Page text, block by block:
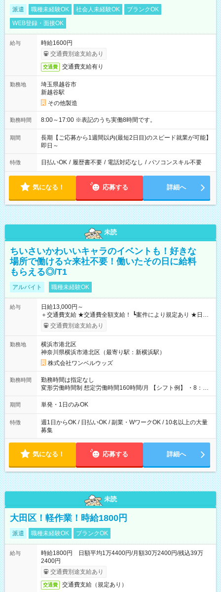
派遣 職種未経験OK 社会人未経験OK
ブランクOK
WEB登録・面接OK
給与
時給1600円
交通費別途支給あり
交通費 交通費支給有り
勤務地
埼玉県越谷市
新越谷駅
その他製造
勤務時間 8:00～17:00 ※表記のうち実働8時間です。
期間
長期【ご応募から1週間以内(最短2日目)のスピード就業が可能】
即日～
特徴 日払いOK / 履歴書不要 / 電話対応なし / パソコンスキル不要
気になる！ 応募する 詳細へ
未読
ちいさいかわいいキャラのイベントも！好きな
場所で働ける☆来社不要！働いたその日に給料
もらえる◎/T1
アルバイト 職種未経験OK
給与
日給13,000円～
＋交通費支給 ★交通費全額支給！ ┗案件により規定あり ★日払
いOK！（規定あり） ┗働いたその日に現金GET♪ お仕事後はコ
ンビニATMから 日払い分を引き落とせます！ 【試用期間】試
交通費別途支給あり
勤務地
横浜市港北区
神奈川県横浜市港北区（最寄り駅：新横浜駅）
株式会社ワンベルウッズ
勤務時間
勤務時間は指定なし
変形労働時間制 想定労働時間160時間/月 【シフト例】 ・8：00
～21：00
期間 単発・1日のみOK
特徴
週1日からOK / 日払いOK / 副業・WワークOK / 10名以上の大量
募集
気になる！ 応募する 詳細へ
未読
大田区！軽作業！時給1800円
派遣 職種未経験OK ブランクOK
給与
時給1800円 日額平均1万4400円/月額30万2400円/残込39万
2400円
交通費別途支給あり
交通費 交通費支給（規定あり）